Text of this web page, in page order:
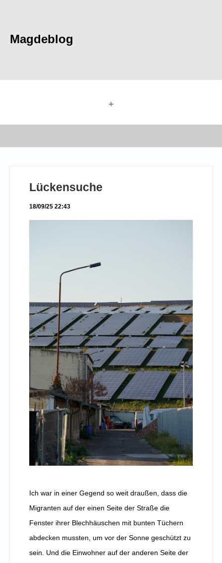
Magdeblog
+
Lückensuche
18/09/25 22:43
Ich war in einer Gegend so weit draußen, dass die
Migranten auf der einen Seite der Straße die
Fenster ihrer Blechhäuschen mit bunten Tüchern
abdecken mussten, um vor der Sonne geschützt zu
sein. Und die Einwohner auf der anderen Seite der